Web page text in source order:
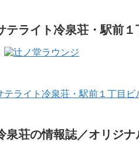
テライト冷泉荘・駅前１
テライト冷泉荘・駅前１丁目
泉荘の情報誌／オリジナ